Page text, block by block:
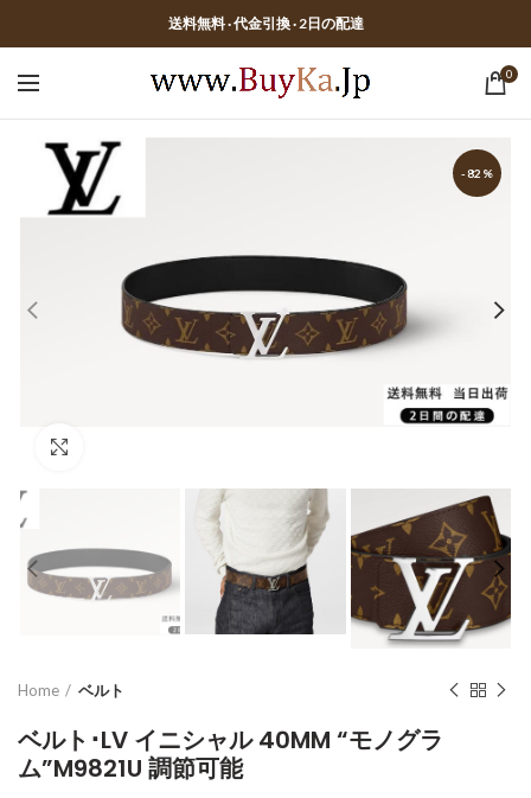
送料無料 · 代金引換 · 2日の配達
0
-82%
Home ベルト
ベルト･LV イニシャル 40MM “モノグラ
ム”M9821U 調節可能